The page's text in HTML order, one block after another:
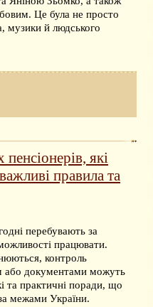
Це була не просто
музики й людського
які
правила та
перебувають за
працювати.
контроль
або документами можуть
та практичні поради, що
межами України.